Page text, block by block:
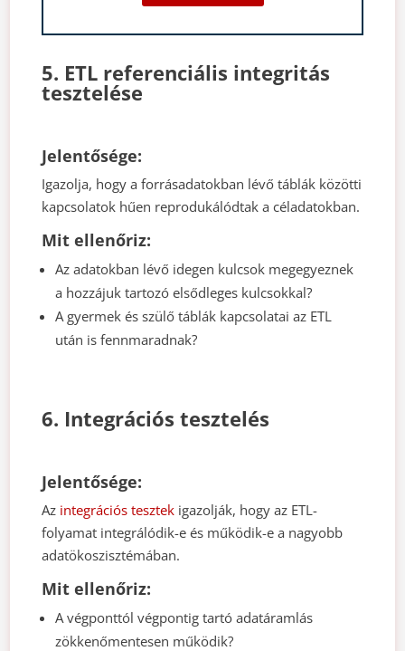
5. ETL referenciális integritás
tesztelése
Jelentősége:
Igazolja, hogy a forrásadatokban lévő táblák közötti
kapcsolatok hűen reprodukálódtak a céladatokban.
Mit ellenőriz:
Az adatokban lévő idegen kulcsok megegyeznek
a hozzájuk tartozó elsődleges kulcsokkal?
A gyermek és szülő táblák kapcsolatai az ETL
után is fennmaradnak?
6. Integrációs tesztelés
Jelentősége:
Az integrációs tesztek igazolják, hogy az ETL-
folyamat integrálódik-e és működik-e a nagyobb
adatökoszisztémában.
Mit ellenőriz:
A végponttól végpontig tartó adatáramlás
zökkenőmentesen működik?